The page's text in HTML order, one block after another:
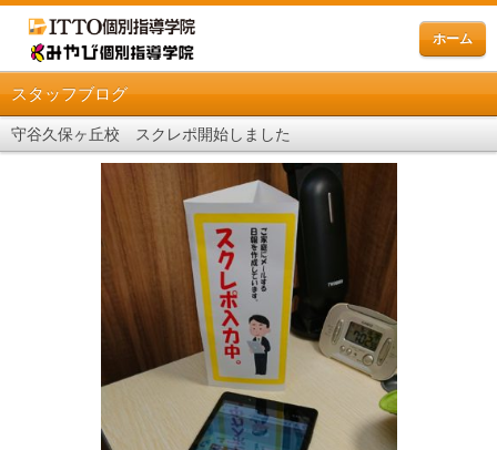
ホーム
スタッフブログ
守谷久保ヶ丘校 スクレポ開始しました